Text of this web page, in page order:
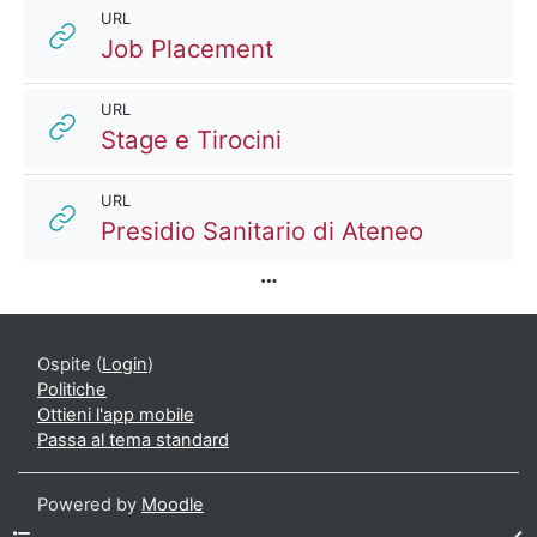
URL
Job PlacementURL
URL
Stage e Tirocini
URL
Presidio Sanitario di Ateneo
Ospite (Login)
Politiche
Ottieni l'app mobile
Passa al tema standard
Powered by Moodle